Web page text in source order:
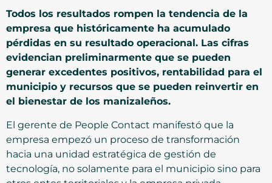
Todos los resultados rompen la tendencia de la
empresa que históricamente ha acumulado
pérdidas en su resultado operacional. Las cifras
evidencian preliminarmente que se pueden
generar excedentes positivos, rentabilidad para el
municipio y recursos que se pueden reinvertir en
el bienestar de los manizaleños.
El gerente de People Contact manifestó que la
empresa empezó un proceso de transformación
hacia una unidad estratégica de gestión de
tecnología, no solamente para el municipio sino para